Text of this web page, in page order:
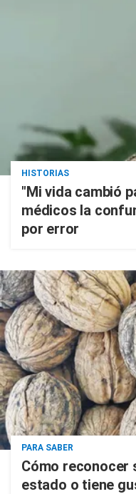
HISTORIAS
"Mi vida cambió
médicos la
por error
PARA SABER
Cómo reconocer
estado o tiene